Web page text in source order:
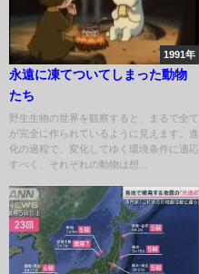
1991年
永遠に凍てついてしまった動物
たち
野生生物の世界を観察すると、まるで全て
が完全に作られているように見えます。進
化の過程で、変化してゆく環境条件に適応
すべく、それぞれの動物は想...